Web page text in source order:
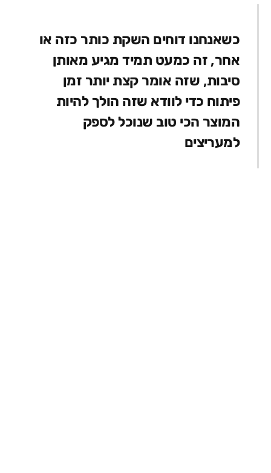
כשאנחנו דוחים השקת כותר כזה או
אחר,זה כמעט תמידמגיע מאותן
סיבות, שזה אומר קצת יותר זמן
פיתוח כדי לוודא שזה הולך להיות
המוצר הכי טוב שנוכל לספק
למעריצים